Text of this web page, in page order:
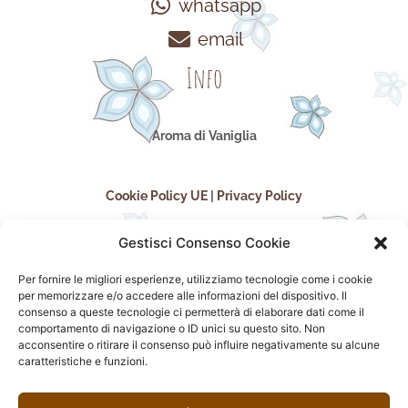
Gestisci Consenso Cookie
Per fornire le migliori esperienze, utilizziamo tecnologie come i cookie
per memorizzare e/o accedere alle informazioni del dispositivo. Il
consenso a queste tecnologie ci permetterà di elaborare dati come il
comportamento di navigazione o ID unici su questo sito. Non
acconsentire o ritirare il consenso può influire negativamente su alcune
caratteristiche e funzioni.
whatsapp
email
Info
Aroma di Vaniglia
Cookie Policy UE Privacy Policy
seguici sui social
F
I
P
F